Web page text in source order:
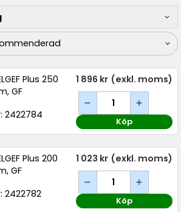
Plus 250
GF
2422784
1 896 kr (exkl. moms)
Köp
Plus 200
GF
2422782
1 023 kr (exkl. moms)
Köp